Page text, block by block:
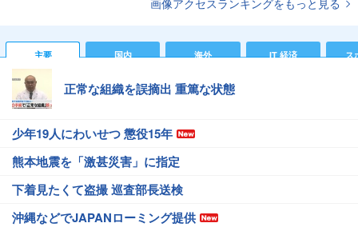
画像アクセスランキングをもっと見る
主要 国内 海外 IT 経済 ス
正常な組織を誤摘出 重篤な状態
少年19人にわいせつ 懲役15年
熊本地震を「激甚災害」に指定
下着見たくて盗撮 巡査部長送検
沖縄などでJAPANローミング提供